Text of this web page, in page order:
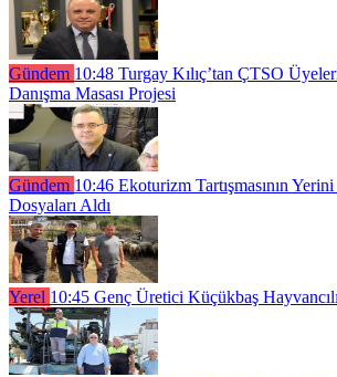
Gündem 10:48 Turgay Kılıç’tan ÇTSO
Danışma Masası Projesi
Gündem 10:46 Ekoturizm Tartışmasının
Dosyaları Aldı
Yerel 10:45 Genç Üretici Küçükbaş